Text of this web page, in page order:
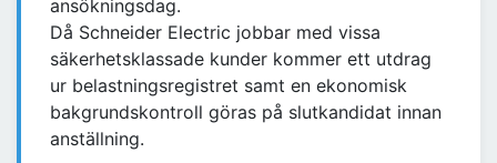
ansökningsdag.
Då Schneider Electric jobbar med vissa
säkerhetsklassade kunder kommer ett utdrag
ur belastningsregistret samt en ekonomisk
bakgrundskontroll göras på slutkandidat innan
anställning.